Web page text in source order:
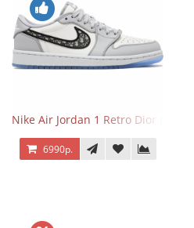
Nike Air Jordan 1 Retro Dior Low
6990р.